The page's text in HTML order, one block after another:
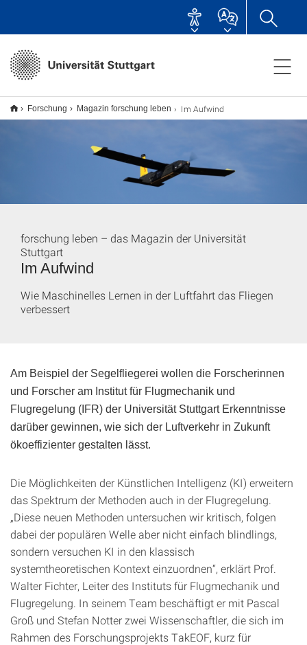
Forschung Magazin forschung leben Im Aufwind
Im Aufwind
forschung leben – das Magazin der Universität
Stuttgart
Wie Maschinelles Lernen in der Luftfahrt das Fliegen
verbessert
Am Beispiel der Segelfliegerei wollen die Forscherinnen
und Forscher am Institut für Flugmechanik und
Flugregelung (IFR) der Universität Stuttgart Erkenntnisse
darüber gewinnen, wie sich der Luftverkehr in Zukunft
ökoeffizienter gestalten lässt.
Die Möglichkeiten der Künstlichen Intelligenz (KI) erweitern
das Spektrum der Methoden auch in der Flugregelung.
„Diese neuen Methoden untersuchen wir kritisch, folgen
dabei der populären Welle aber nicht einfach blindlings,
sondern versuchen KI in den klassisch
systemtheoretischen Kontext einzuordnen“, erklärt Prof.
Walter Fichter, Leiter des Instituts für Flugmechanik und
Flugregelung. In seinem Team beschäftigt er mit Pascal
Groß und Stefan Notter zwei Wissenschaftler, die sich im
Rahmen des Forschungsprojekts TakEOF, kurz für